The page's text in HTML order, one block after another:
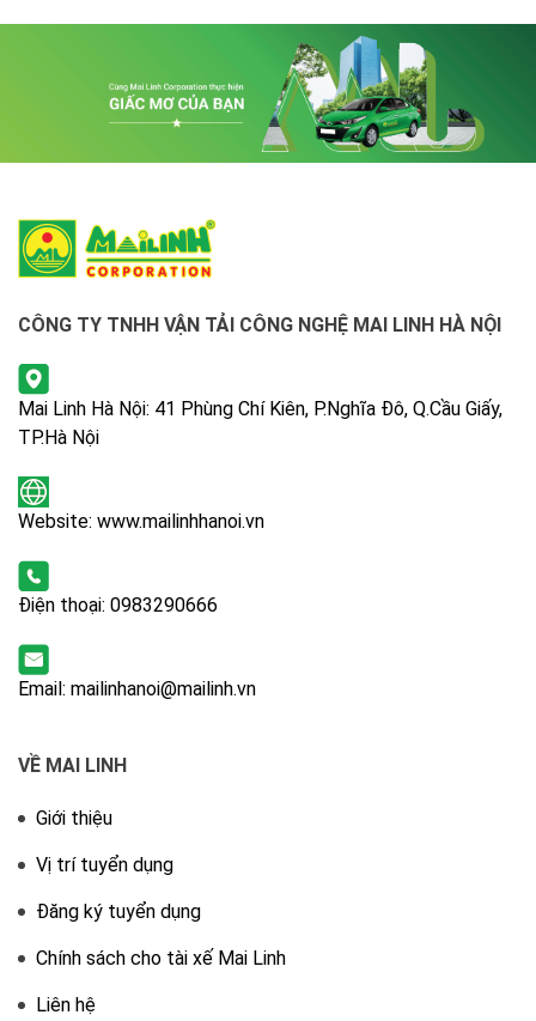
CÔNG TY TNHH VẬN TẢI CÔNG NGHỆ MAI LINH HÀ NỘI
Mai Linh Hà Nội: 41 Phùng Chí Kiên, P.Nghĩa Đô, Q.Cầu Giấy,
TP.Hà Nội
Website: www.mailinhhanoi.vn
Điện thoại: 0983290666
Email: mailinhanoi@mailinh.vn
VỀ MAI LINH
Giới thiệu
Vị trí tuyển dụng
Đăng ký tuyển dụng
Chính sách cho tài xế Mai Linh
Liên hệ